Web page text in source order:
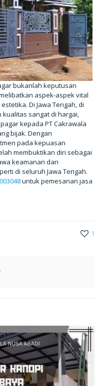
bukanlah keputusan
aspek-aspek vital
Di Jawa Tengah, di
sangat di hargai,
kepada PT Cakrawala
bijak. Dengan
pada kepuasan
membuktikan diri sebagai
keamanan dan
di seluruh Jawa Tengah.
untuk pemesanan jasa
1